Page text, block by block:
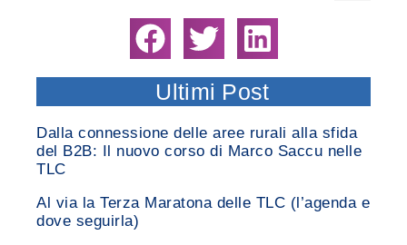
Ultimi Post
Dalla connessione delle aree rurali alla sfida
del B2B: Il nuovo corso di Marco Saccu nelle
TLC
Al via la Terza Maratona delle TLC (l’agenda e
dove seguirla)